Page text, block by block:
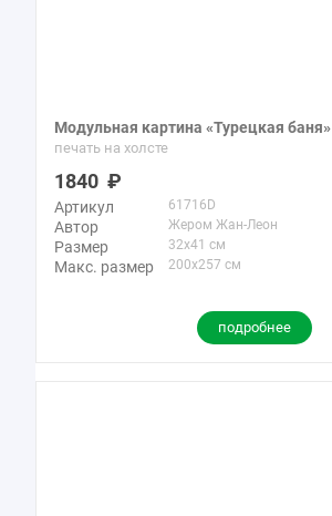
Модульная картина «Турецкая баня»
печать на холсте
1840
Артикул 61716D
Автор Жером Жан-Леон
Размер 32x41 см
Макс. размер 200x257 см
подробнее